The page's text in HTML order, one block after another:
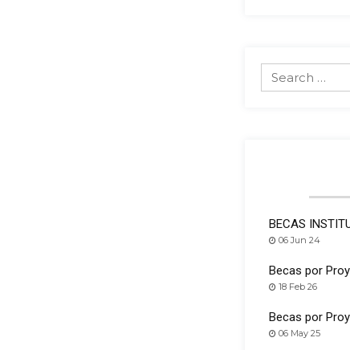
BECAS
06 Jun 24
Becas por
18 Feb 26
Becas por
06 May 25